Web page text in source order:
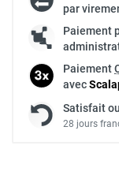
par
Paiement
Paiement
avec
Satisfait
28 jours